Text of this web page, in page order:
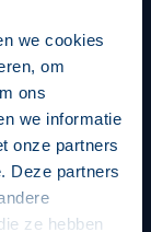
we cookies
om
ons
we informatie
onze partners
Deze partners
ze hebben